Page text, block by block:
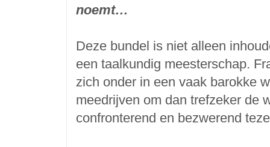
noemt…
Deze bundel is niet alleen
een taalkundig meesterschap.
zich onder in een vaak barokke
meedrijven om dan trefzeker de
confronterend en bezwerend